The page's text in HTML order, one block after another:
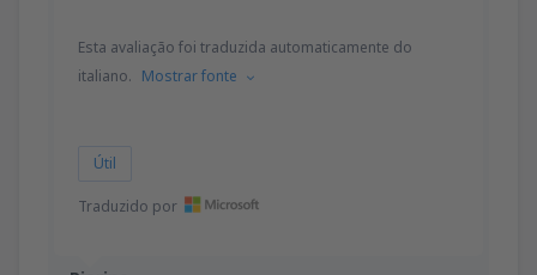
Esta avaliação foi traduzida automaticamente do
italiano. Mostrar fonte
Útil
Traduzido por